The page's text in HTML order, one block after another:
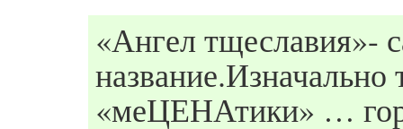
«Ангел тщеславия»-
«меЦЕНАтики» …